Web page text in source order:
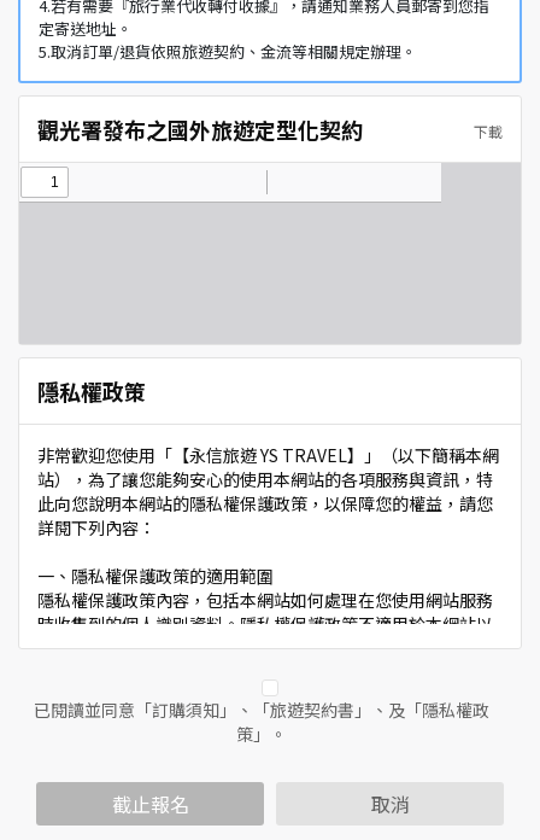
4.若有需要『旅行業代收轉付收據』，請通知業務人員郵寄到您指
定寄送地址。
5.取消訂單/退貨依照旅遊契約、金流等相關規定辦理。
觀光署發布之國外旅遊定型化契約 下載
隱私權政策
非常歡迎您使用「【永信旅遊 YS TRAVEL】」（以下簡稱本網
站），為了讓您能夠安心的使用本網站的各項服務與資訊，特
此向您說明本網站的隱私權保護政策，以保障您的權益，請您
詳閱下列內容：
一、隱私權保護政策的適用範圍
隱私權保護政策內容，包括本網站如何處理在您使用網站服務
時收集到的個人識別資料。隱私權保護政策不適用於本網站以
外的相關連結網站，也不適用於非本網站所委託或參與管理的
二、個人資料的蒐集、處理及利用方式
當您造訪本網站或使用本網站所提供之功能服務時，我們將視
範圍內處理及利用您的個人資料；非經您書面同意，本網站不
會將個人資料用於其他用途。
已閱讀並同意「訂購須知」、「旅遊契約書」、及「隱私權政
策」。
截止報名 取消